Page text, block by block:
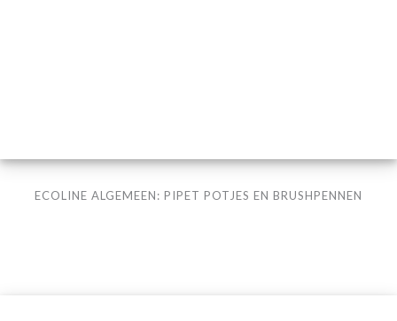
ECOLINE ALGEMEEN: PIPET POTJES EN BRUSHPENNEN